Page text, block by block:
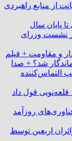
از منابع راهبردی
نشست وزرای
و مقاومت + فیلم
شد؟ + صدا
التماس‌کننده
قلعه‌نویی قول داد
روزآمد
به زائران اربعین توسط